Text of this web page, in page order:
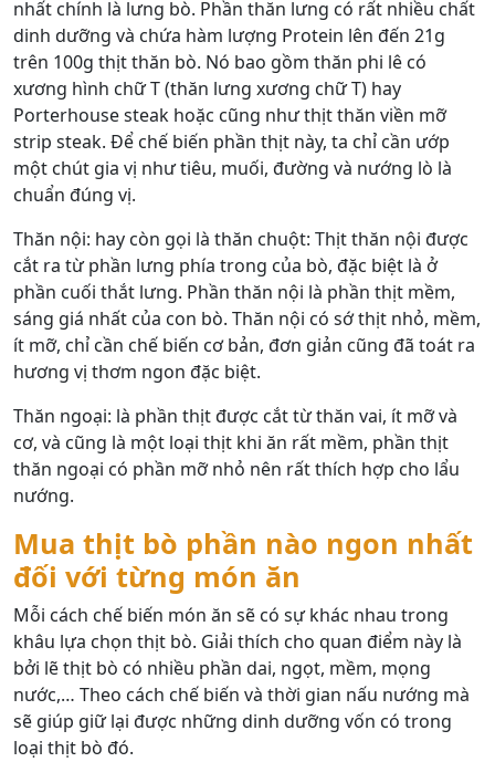
nhất chính là lưng bò. Phần thăn lưng có rất nhiều chất
dinh dưỡng và chứa hàm lượng Protein lên đến 21g
trên 100g thịt thăn bò. Nó bao gồm thăn phi lê có
xương hình chữ T (thăn lưng xương chữ T) hay
Porterhouse steak hoặc cũng như thịt thăn viền mỡ
strip steak. Để chế biến phần thịt này, ta chỉ cần ướp
một chút gia vị như tiêu, muối, đường và nướng lò là
chuẩn đúng vị.
Thăn nội: hay còn gọi là thăn chuột: Thịt thăn nội được
cắt ra từ phần lưng phía trong của bò, đặc biệt là ở
phần cuối thắt lưng. Phần thăn nội là phần thịt mềm,
sáng giá nhất của con bò. Thăn nội có sớ thịt nhỏ, mềm,
ít mỡ, chỉ cần chế biến cơ bản, đơn giản cũng đã toát ra
hương vị thơm ngon đặc biệt.
Thăn ngoại: là phần thịt được cắt từ thăn vai, ít mỡ và
cơ, và cũng là một loại thịt khi ăn rất mềm, phần thịt
thăn ngoại có phần mỡ nhỏ nên rất thích hợp cho lẩu
nướng.
Mua thịt bò phần nào ngon nhất
đối với từng món ăn
Mỗi cách chế biến món ăn sẽ có sự khác nhau trong
khâu lựa chọn thịt bò. Giải thích cho quan điểm này là
bởi lẽ thịt bò có nhiều phần dai, ngọt, mềm, mọng
nước,… Theo cách chế biến và thời gian nấu nướng mà
sẽ giúp giữ lại được những dinh dưỡng vốn có trong
loại thịt bò đó.